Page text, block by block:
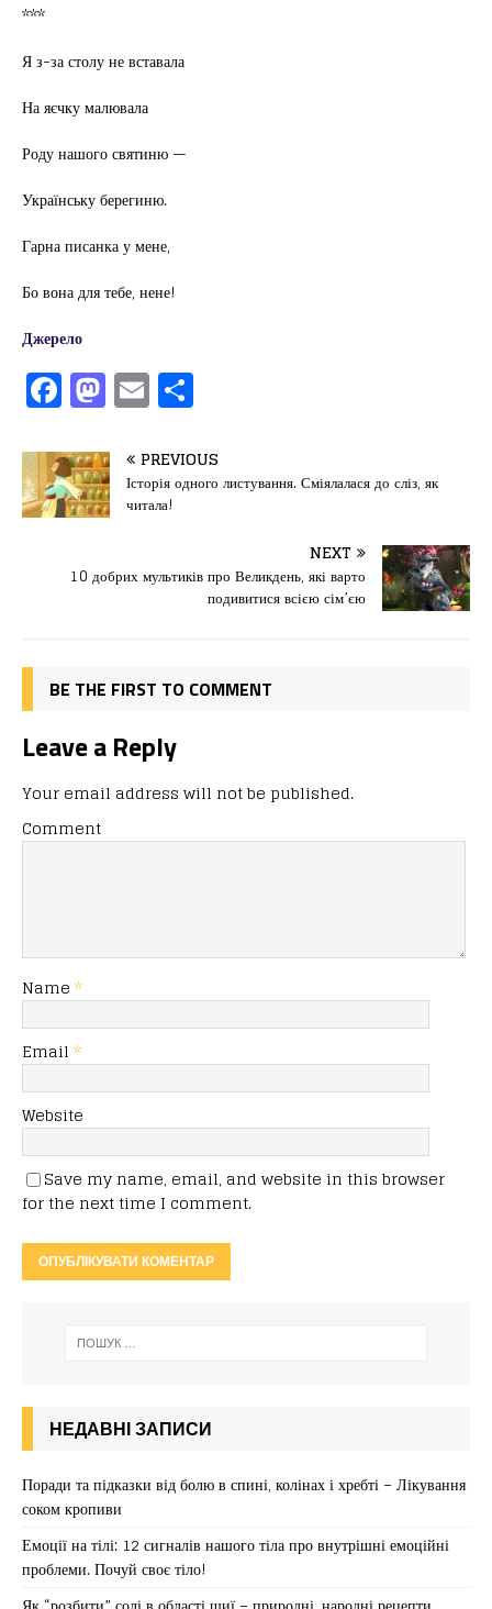
***
Я з-за столу не вставала
На яєчку малювала
Роду нашого святиню —
Українську берегиню.
Гарна писанка у мене,
Бо вона для тебе, нене!
Джерело
F
a
c
e
b
o
o
M
a
st
o
d
o
n
E
m
ai
l
іл
и
ис
я
PREVIOUS
Історія одного листування. Сміялалася до сліз, як
читала!
NEXT
10 добрих мультиків про Великдень, які варто
подивитися всією сім’єю
BE THE FIRST TO COMMENT
Leave a Reply
Your email address will not be published.
Comment
Name *
Email *
Website
Save my name, email, and website in this browser
for the next time I comment.
НЕДАВНІ ЗАПИСИ
Поради та підказки від болю в спині, колінах і хребті – Лікування
соком кропиви
Емоції на тілі: 12 сигналів нашого тіла про внутрішні емоційні
проблеми. Почуй своє тіло!